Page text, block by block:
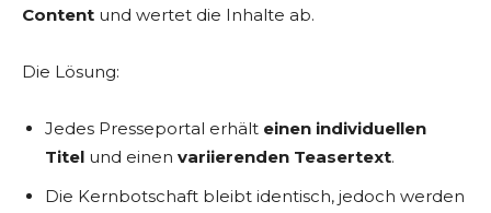
Content und wertet die Inhalte ab.
Die Lösung:
Jedes Presseportal erhält einen individuellen
Titel und einen variierenden Teasertext.
Die Kernbotschaft bleibt identisch, jedoch werden